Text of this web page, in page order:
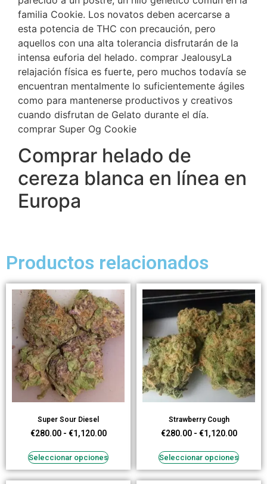
familia Cookie. Los novatos deben acercarse a
esta potencia de THC con precaución, pero
aquellos con una alta tolerancia disfrutarán de la
intensa euforia del helado. comprar JealousyLa
relajación física es fuerte, pero muchos todavía se
encuentran mentalmente lo suficientemente ágiles
como para mantenerse productivos y creativos
cuando disfrutan de Gelato durante el día.
comprar Super Og Cookie
Comprar helado de
cereza blanca en línea en
Europa
Productos relacionados
Super Sour Diesel
€280.00 - €1,120.00
Seleccionar opciones
Strawberry Cough
€280.00 - €1,120.00
Seleccionar opciones